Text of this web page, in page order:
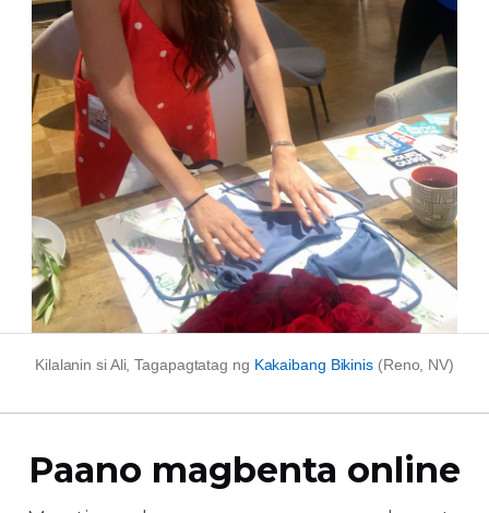
Kilalanin si Ali, Tagapagtatag ng Kakaibang Bikinis (Reno, NV)
Paano magbenta online